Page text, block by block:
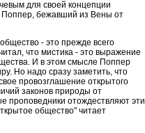
для своей концепции
бежавший из Вены от
- это прежде всего
что мистика - это выражение
И в этом смысле Поппер
Но надо сразу заметить, что
провозглашение открытого
законов природы от
проповедники отождествляют эти
общество" читает